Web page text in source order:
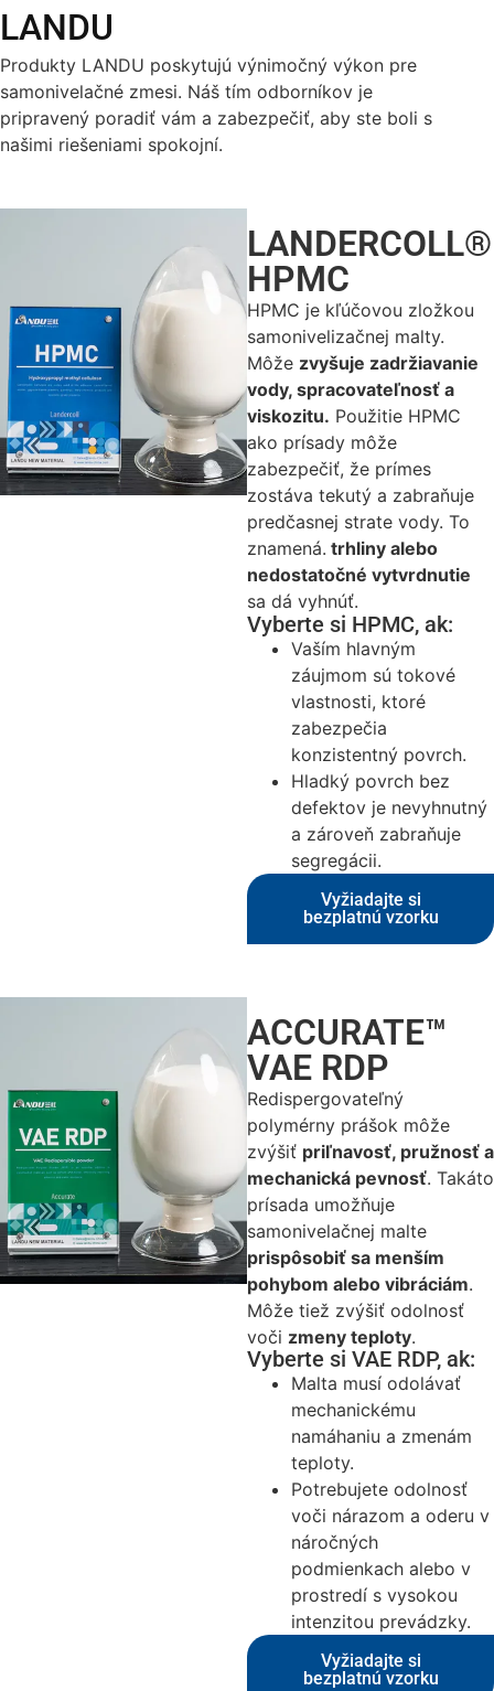
LANDU
Produkty LANDU poskytujú výnimočný výkon pre
samonivelačné zmesi. Náš tím odborníkov je
pripravený poradiť vám a zabezpečiť, aby ste boli s
našimi riešeniami spokojní.
LANDERCOLL®
HPMC
HPMC je kľúčovou zložkou
samonivelizačnej malty.
Môže zvyšuje zadržiavanie
vody, spracovateľnosť a
viskozitu. Použitie HPMC
ako prísady môže
zabezpečiť, že prímes
zostáva tekutý a zabraňuje
predčasnej strate vody. To
znamená. trhliny alebo
nedostatočné vytvrdnutie
sa dá vyhnúť.
Vyberte si HPMC, ak:
Vaším hlavným
záujmom sú tokové
vlastnosti, ktoré
zabezpečia
konzistentný povrch.
Hladký povrch bez
defektov je nevyhnutný
a zároveň zabraňuje
segregácii.
Vyžiadajte si
bezplatnú vzorku
ACCURATE™
VAE RDP
Redispergovateľný
polymérny prášok môže
zvýšiť priľnavosť, pružnosť a
mechanická pevnosť. Takáto
prísada umožňuje
samonivelačnej malte
prispôsobiť sa menším
pohybom alebo vibráciám.
Môže tiež zvýšiť odolnosť
voči zmeny teploty.
Vyberte si VAE RDP, ak:
Malta musí odolávať
mechanickému
namáhaniu a zmenám
teploty.
Potrebujete odolnosť
voči nárazom a oderu v
náročných
podmienkach alebo v
prostredí s vysokou
intenzitou prevádzky.
Vyžiadajte si
bezplatnú vzorku